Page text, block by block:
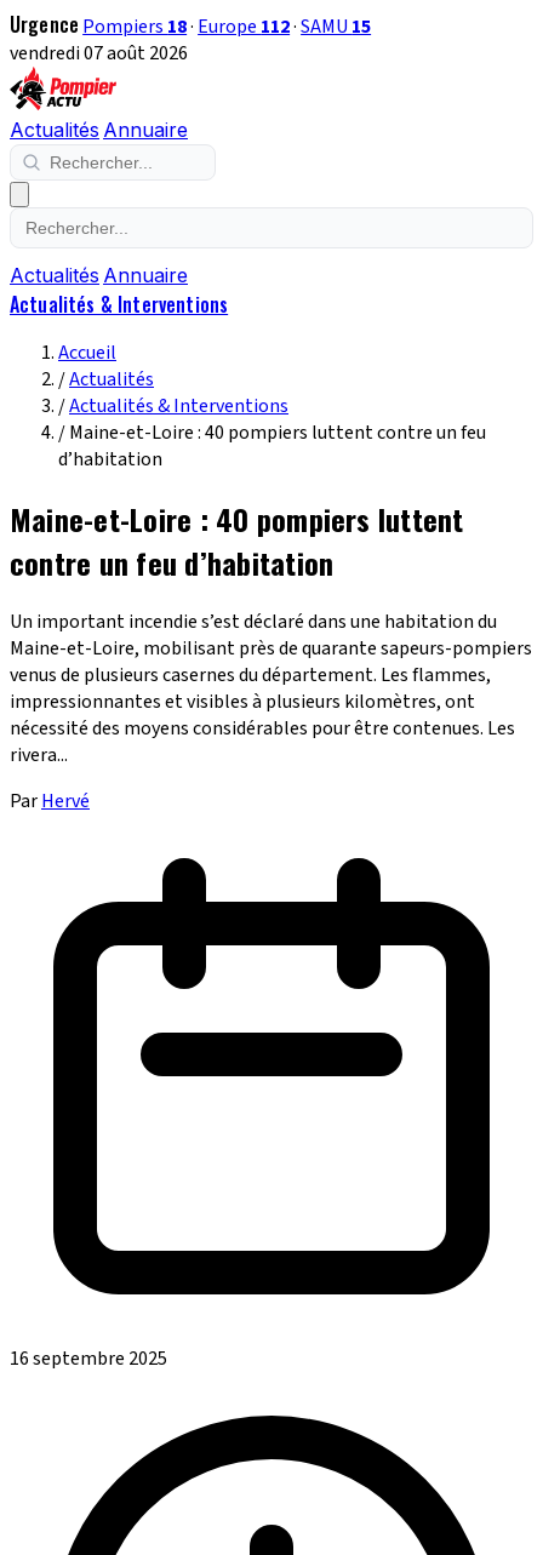
Urgence Pompiers 18· Europe 112·SAMU 15
vendredi 07 août 2026
Actualités Annuaire
Actualités Annuaire
Actualités & Interventions
Accueil
/Actualités
/Actualités & Interventions
/Maine-et-Loire : 40 pompiers luttent contre un feu
d’habitation
Maine-et-Loire : 40 pompiers luttent
contre un feu d’habitation
Un important incendie s’est déclaré dans une habitation du
Maine-et-Loire, mobilisant près de quarante sapeurs-pompiers
venus de plusieurs casernes du département. Les flammes,
impressionnantes et visibles à plusieurs kilomètres, ont
nécessité des moyens considérables pour être contenues. Les
rivera...
ParHervé
16 septembre 2025